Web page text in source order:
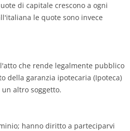
di capitale crescono a ogni
le quote sono invece
che rende legalmente pubblico
della garanzia ipotecaria (Ipoteca)
altro soggetto.
hanno diritto a parteciparvi